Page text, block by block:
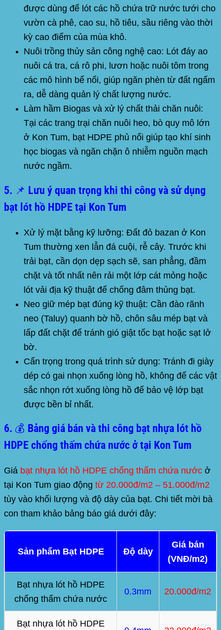
được dùng để lót các hồ chứa trữ nước tưới cho
vườn cà phê, cao su, hồ tiêu, sầu riêng vào thời
kỳ cao điểm của mùa khô.
Nuôi trồng thủy sản công nghệ cao: Lót đáy ao
nuôi cá tra, cá rô phi, lươn hoặc nuôi tôm trong
các mô hình bể nổi, giúp ngăn phèn từ đất ngấm
ra, dễ dàng quản lý chất lượng nước.
Làm hầm Biogas và xử lý chất thải chăn nuôi:
Tại các trang trại chăn nuôi heo, bò quy mô lớn
ở Kon Tum, bạt HDPE phủ nổi giúp tạo khí sinh
học biogas và ngăn chặn ô nhiễm nguồn mạch
nước ngầm.
5. 📌 Lưu ý quan trọng khi thi công và sử dụng
bạt lót hồ HDPE tại Kon Tum
Xử lý mặt bằng kỹ lưỡng: Đất đỏ bazan ở Kon
Tum thường xen lẫn đá cuội, rễ cây. Trước khi
trải bạt, cần dọn dẹp sạch sẽ, san phẳng, đầm
chặt và tốt nhất nên rải một lớp cát mỏng hoặc
lót vải địa kỹ thuật để chống đâm thủng bạt.
Neo giữ mép bạt đúng kỹ thuật: Cần đào rãnh
neo (Taluy) quanh bờ hồ, chôn sâu mép bạt và
lấp đất chặt để tránh gió giật tốc bạt hoặc sạt lở
bờ.
Cẩn trọng trong quá trình sử dụng: Tránh đi giày
dép có gai nhọn xuống lòng hồ, không để các vật
sắc nhọn rớt xuống lòng hồ để bảo vệ lớp bạt
được bền bỉ nhất.
6. 💰 Bảng giá bán và thi công bạt nhựa lót hồ
HDPE chống thấm chứa nước ở tại Kon Tum
Giá bạt nhựa lót hồ HDPE chống thấm chứa nước ở
tại Kon Tum giao động từ 20.000đ/m2 – 51.000đ/m2
tùy vào khối lượng và độ dày của bạt. Chi tiết mời bà
con tham khảo bảng báo giá dưới đây:
Sản phẩm Bạt HDPE Độ dày
Giá bán
(VNĐ/m2)
Bạt nhựa lót hồ HDPE
chống thấm chứa nước
0.3mm 20.000đ/m2
Bạt nhựa lót hồ HDPE